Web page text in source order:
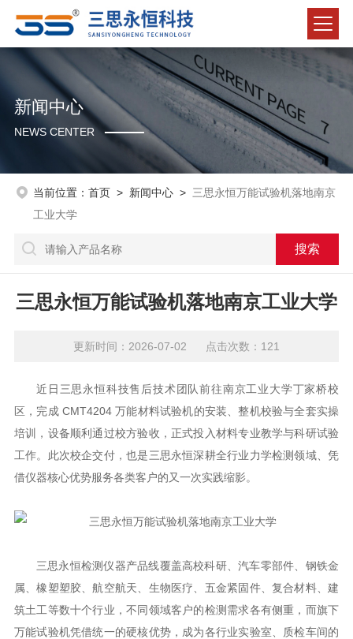
新闻中心
NEWS CENTER
当前位置： 首页> 新闻中心> 三思永恒万能试验机落地南京
工业大学
三思永恒万能试验机落地南京工业大学
更新时间：2026-07-02 点击次数：121
近日三思永恒科技售后技术团队前往南京工业大学丁家桥校
区，完成 CMT4204 万能材料试验机的安装、整机校验与全套实操
培训，设备顺利通过校方验收，正式投入材料专业教学与科研试验
工作。此次校企交付，也是三思永恒深耕全行业力学检测领域、凭
借仪器核心优势服务各类客户的又一次实践缩影。
三思永恒检测仪器产品线覆盖高校科研、汽车零部件、钢铁金
属、橡塑塑胶、航空航天、生物医疗、五金紧固件、复合材料、建
筑土工等数十个行业，不同领域客户的检测需求各有侧重，而旗下
万能试验机凭借统一的硬核优势，成为各行业实验室、质检车间的